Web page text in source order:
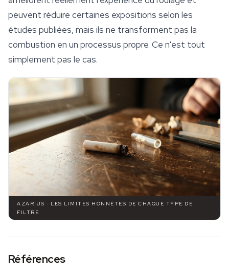
peuvent réduire certaines expositions selon les
études publiées, mais ils ne transforment pas la
combustion en un processus propre. Ce n'est tout
simplement pas le cas.
AZARIUS · LES LIMITES HONNÊTES DE CHAQUE TYPE DE
FILTRE
Références